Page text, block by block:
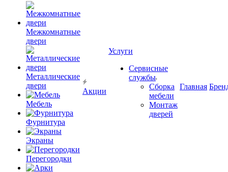
Межкомнатные
двери
Металлические
двери
Мебель
Фурнитура
Экраны
Перегородки
Акции
Услуги
Сервисные
службы
Сборка
мебели
Монтаж
дверей
Главная